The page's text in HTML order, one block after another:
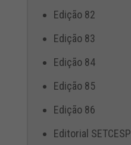
Edição 82
Edição 83
Edição 84
Edição 85
Edição 86
Editorial SETCESP